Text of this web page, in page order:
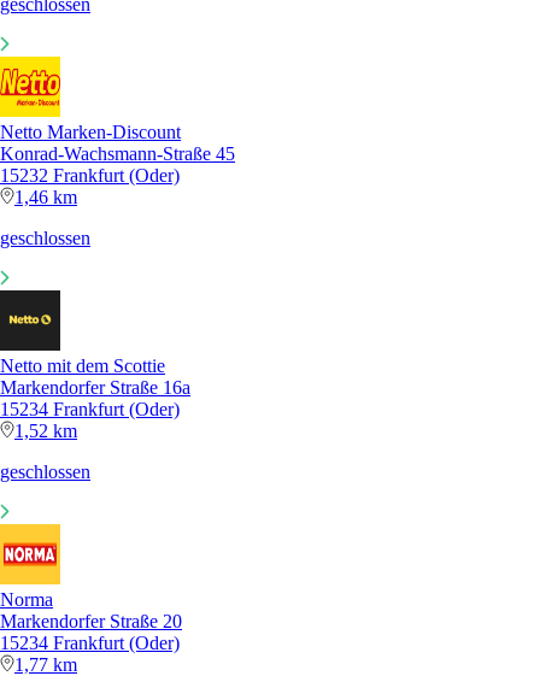
Netto Marken-Discount
Konrad-Wachsmann-Straße 45
15232 Frankfurt (Oder)
1,46 km
geschlossen
Netto mit dem Scottie
Markendorfer Straße 16a
15234 Frankfurt (Oder)
1,52 km
geschlossen
Norma
Markendorfer Straße 20
15234 Frankfurt (Oder)
1,77 km